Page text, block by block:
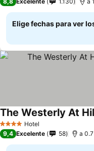
Elige fechas para ver
4 EstrellasHotel
9,4 Excelente 58 a